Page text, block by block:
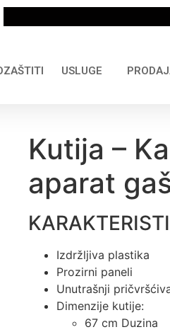
USLUGE
Kutija –
aparat
Izdržljiva plastika
Prozirni paneli
Unutrašnji
Dimenzije kutije:
67 cm Duzina